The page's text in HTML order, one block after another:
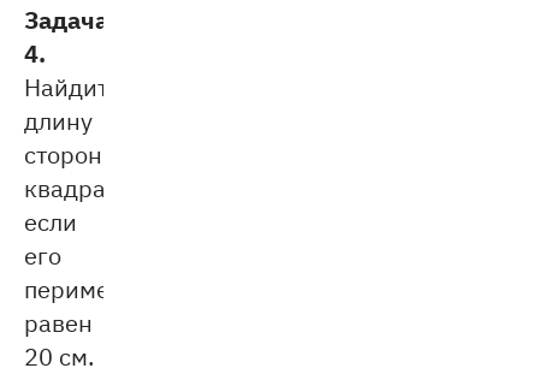
Задача
4.
Найдите
длину
стороны
квадрата,
если
его
периметр
равен
20 см.